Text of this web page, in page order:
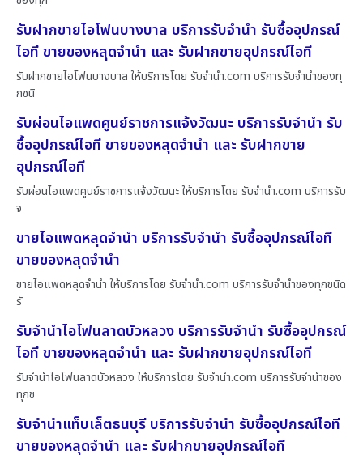
รับฝากขายไอโฟนบางบาล บริการรับจำนำ รับซื้ออุปกรณ์
ไอที ขายของหลุดจำนำ และ รับฝากขายอุปกรณ์ไอที
รับฝากขายไอโฟนบางบาล ให้บริการโดย รับจํานํา.com บริการรับจำนำของทุ
กชนิ
รับผ่อนไอแพดศูนย์ราชการแจ้งวัฒนะ บริการรับจำนำ รับ
ซื้ออุปกรณ์ไอที ขายของหลุดจำนำ และ รับฝากขาย
อุปกรณ์ไอที
รับผ่อนไอแพดศูนย์ราชการแจ้งวัฒนะ ให้บริการโดย รับจํานํา.com บริการรับ
จ
ขายไอแพดหลุดจำนำ บริการรับจำนำ รับซื้ออุปกรณ์ไอที
ขายของหลุดจำนำ
ขายไอแพดหลุดจำนำ ให้บริการโดย รับจํานํา.com บริการรับจำนำของทุกชนิด
รั
รับจำนำไอโฟนลาดบัวหลวง บริการรับจำนำ รับซื้ออุปกรณ์
ไอที ขายของหลุดจำนำ และ รับฝากขายอุปกรณ์ไอที
รับจำนำไอโฟนลาดบัวหลวง ให้บริการโดย รับจํานํา.com บริการรับจำนำของ
ทุกช
รับจำนำแท็บเล็ตธนบุรี บริการรับจำนำ รับซื้ออุปกรณ์ไอที
ขายของหลุดจำนำ และ รับฝากขายอุปกรณ์ไอที